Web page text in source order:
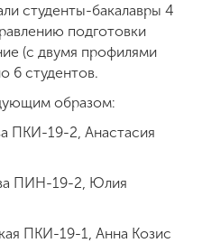
студенты-бакалавры 4
подготовки
(с двумя профилями
6 студентов.
образом:
ПКИ-19-2, Анастасия
ПИН-19-2, Юлия
ПКИ-19-1, Анна Козис